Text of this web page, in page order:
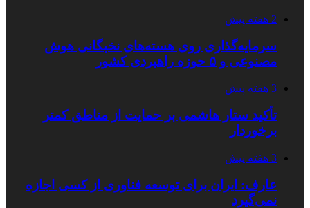
2 هفته پیش
سرمایه‌گذاری روی هسته‌های نخبگانی هوش
مصنوعی و ۵ حوزه راهبردی کشور
3 هفته پیش
تأکید ستار هاشمی بر حمایت از مناطق کمتر
برخوردار
3 هفته پیش
عارف: ایران برای توسعه فناوری از کسی اجازه
نمی‌گیرد